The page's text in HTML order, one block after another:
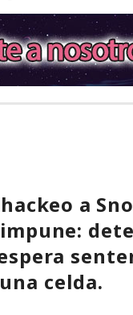
a
una celda.